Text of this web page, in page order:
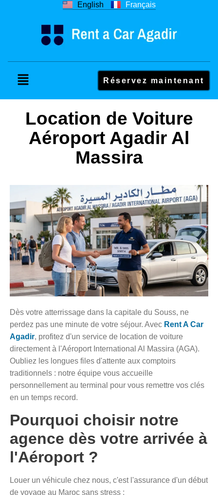
English Français
Réservez maintenant
Location de Voiture
Aéroport Agadir Al
Massira
Dès votre atterrissage dans la capitale du Souss, ne
perdez pas une minute de votre séjour. Avec Rent A Car
Agadir, profitez d'un service de location de voiture
directement à l'Aéroport International Al Massira (AGA).
Oubliez les longues files d'attente aux comptoirs
traditionnels : notre équipe vous accueille
personnellement au terminal pour vous remettre vos clés
en un temps record.
Pourquoi choisir notre
agence dès votre arrivée à
l'Aéroport ?
Louer un véhicule chez nous, c'est l'assurance d'un début
de voyage au Maroc sans stress :